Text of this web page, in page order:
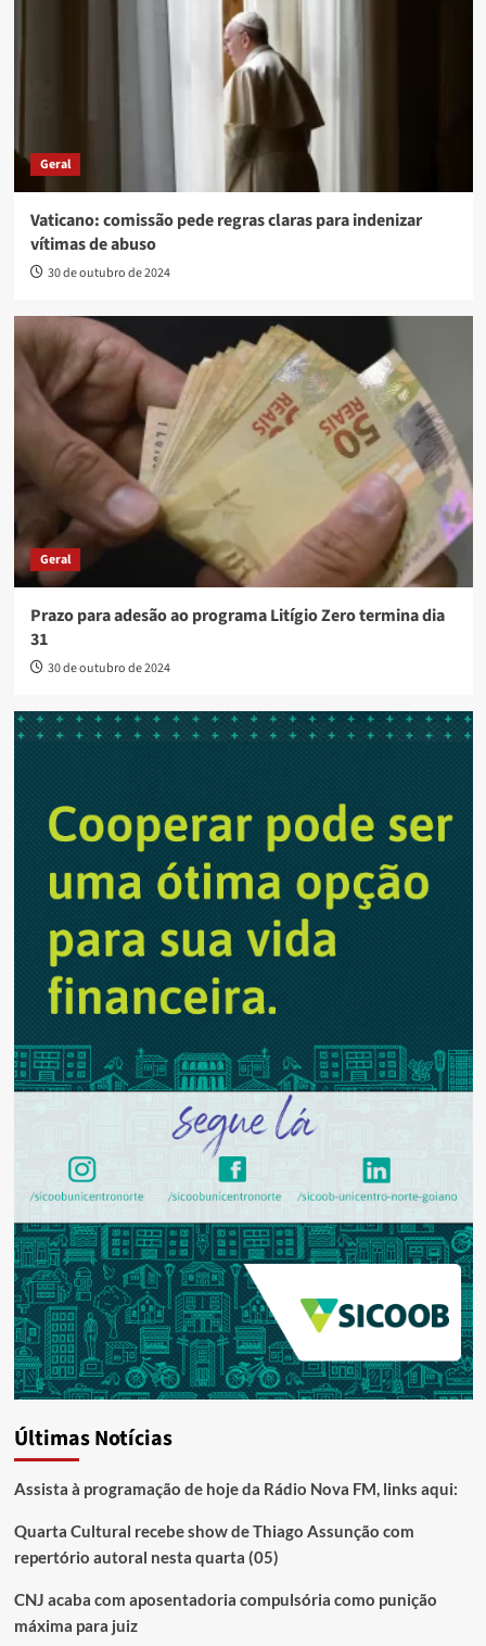
Geral
Vaticano: comissão pede regras claras para indenizar
vítimas de abuso
30 de outubro de 2024
Geral
Prazo para adesão ao programa Litígio Zero termina dia
31
30 de outubro de 2024
Últimas Notícias
Assista à programação de hoje da Rádio Nova FM, links aqui:
Quarta Cultural recebe show de Thiago Assunção com
repertório autoral nesta quarta (05)
CNJ acaba com aposentadoria compulsória como punição
máxima para juiz